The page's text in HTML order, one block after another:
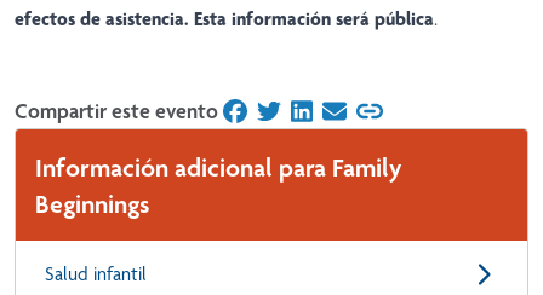
efectos de asistencia. Esta información será pública.
Compartir este eventoon Facebook
on Twitter
on LinkedIn
on Email
Información adicional para Family
Beginnings
Salud infantil